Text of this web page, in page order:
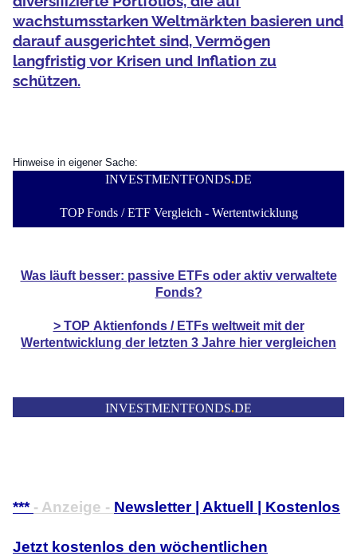
wachstumsstarken Weltmärkten basieren und
darauf ausgerichtet sind, Vermögen
langfristig vor Krisen und Inflation zu
schützen.
Hinweise in eigener Sache:
INVESTMENTFONDS.DE
TOP Fonds / ETF Vergleich - Wertentwicklung
Was läuft besser: passive ETFs oder aktiv verwaltete
Fonds?
> TOP Aktienfonds / ETFsweltweit mit der
Wertentwicklung der letzten 3 Jahre hier vergleichen
INVESTMENTFONDS.DE
*** - Anzeige - Newsletter | Aktuell | Kostenlos
Jetzt kostenlos den wöchentlichen